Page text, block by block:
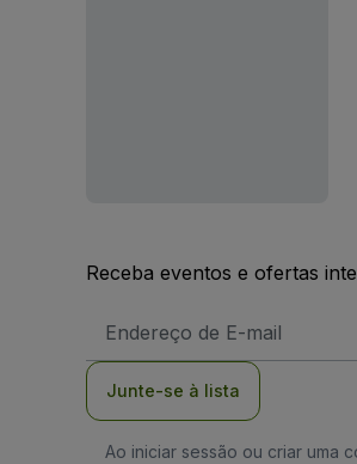
Receba eventos e ofertas
de
Junte-se à lista
Ao iniciar sessão ou criar uma